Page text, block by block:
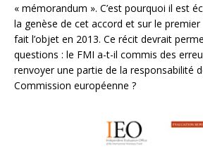
« mémorandum ». C’est pourquoi il est
la genèse de cet accord et sur le
fait l’objet en 2013. Ce récit devrait
questions : le FMI a-t-il commis des
renvoyer une partie de la responsabilité
Commission européenne ?